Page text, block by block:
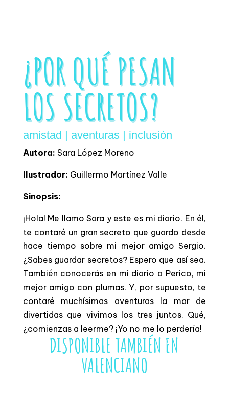
¿POR QUÉ PESAN
LOS SECRETOS?
amistad | aventuras | inclusión
Autora: Sara López Moreno
Ilustrador: Guillermo Martínez Valle
Sinopsis:
¡Hola! Me llamo Sara y este es mi diario. En él,
te contaré un gran secreto que guardo desde
hace tiempo sobre mi mejor amigo Sergio.
¿Sabes guardar secretos? Espero que así sea.
También conocerás en mi diario a Perico, mi
mejor amigo con plumas. Y, por supuesto, te
contaré muchísimas aventuras la mar de
divertidas que vivimos los tres juntos. Qué,
¿comienzas a leerme? ¡Yo no me lo perdería!
DISPONIBLE TAMBIÉN EN
VALENCIANO